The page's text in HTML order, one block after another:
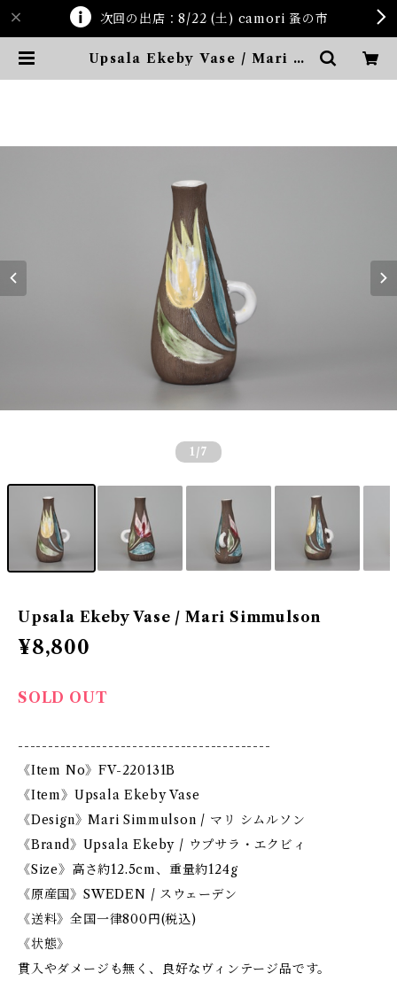
次回の出店：8/22 (土) camori 蚤の市
Upsala Ekeby Vase / Mari Si
1 /7
Upsala Ekeby Vase / Mari Simmulson
¥8,800
SOLD OUT
------------------------------------------
《Item No》FV-220131B
《Item》Upsala Ekeby Vase
《Design》Mari Simmulson / マリ シムルソン
《Brand》Upsala Ekeby / ウプサラ・エクビィ
《Size》高さ約12.5cm、重量約124g
《原産国》SWEDEN / スウェーデン
《送料》全国一律800円(税込)
《状態》
貫入やダメージも無く、良好なヴィンテージ品です。